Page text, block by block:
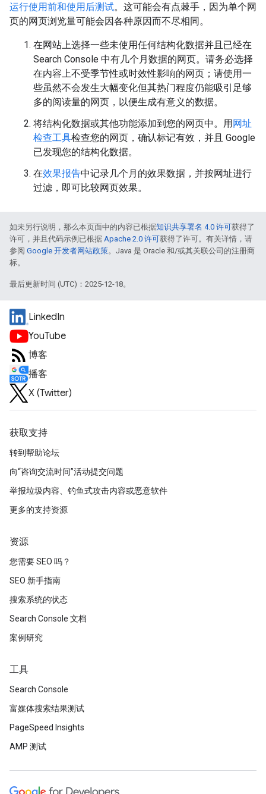
运行使用前和使用后测试。这可能会有点棘手，因为单个网
页的网页浏览量可能会因各种原因而不尽相同。
在网站上选择一些未使用任何结构化数据并且已经在
Search Console 中有几个月数据的网页。请务必选择
在内容上不受季节性或时效性影响的网页；请使用一
些虽然不会发生大幅变化但其热门程度仍能吸引足够
多的阅读量的网页，以便生成有意义的数据。
将结构化数据或其他功能添加到您的网页中。用网址
检查工具检查您的网页，确认标记有效，并且 Google
已发现您的结构化数据。
在效果报告中记录几个月的效果数据，并按网址进行
过滤，即可比较网页效果。
如未另行说明，那么本页面中的内容已根据知识共享署名 4.0 许可获得了
许可，并且代码示例已根据 Apache 2.0 许可获得了许可。有关详情，请
参阅 Google 开发者网站政策。Java 是 Oracle 和/或其关联公司的注册商
标。
最后更新时间 (UTC)：2025-12-18。
LinkedIn
YouTube
博客
播客
X (Twitter)
获取支持
转到帮助论坛
向“咨询交流时间”活动提交问题
举报垃圾内容、钓鱼式攻击内容或恶意软件
更多的支持资源
资源
您需要 SEO 吗？
SEO 新手指南
搜索系统的状态
Search Console 文档
案例研究
工具
Search Console
富媒体搜索结果测试
PageSpeed Insights
AMP 测试